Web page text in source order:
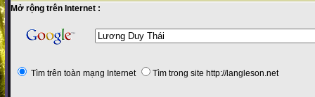
Mở rộng trên Internet :
Tìm trên toàn mạng Internet Tìm trong site http://langleson.net